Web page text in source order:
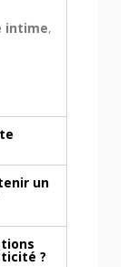
intime,
un
?